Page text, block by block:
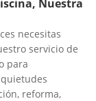
Nuestra
necesitas
servicio de
para
reforma,